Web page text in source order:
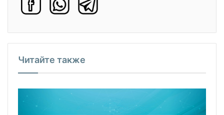
Читайте также